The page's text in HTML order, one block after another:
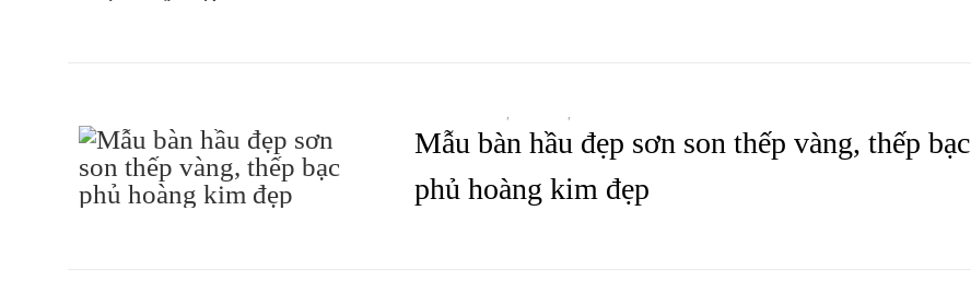
, ,
Mẫu bàn hầu đẹp sơn son thếp vàng, thếp bạc
phủ hoàng kim đẹp